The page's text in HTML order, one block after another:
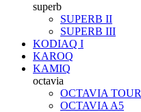
superb
SUPERB II
SUPERB III
KODIAQ I
KAROQ
KAMIQ
octavia
OCTAVIA TOUR
OCTAVIA A5